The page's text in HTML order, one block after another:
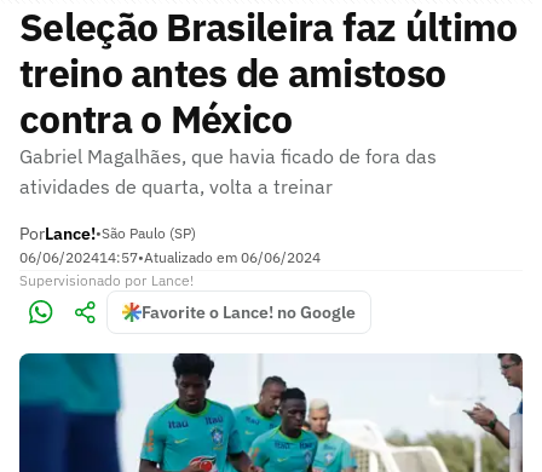
Seleção Brasileira faz último
treino antes de amistoso
contra o México
Gabriel Magalhães, que havia ficado de fora das
atividades de quarta, volta a treinar
PorLance!•São Paulo (SP)
06/06/202414:57•Atualizado em 06/06/2024
Supervisionado por Lance!
Favorite o Lance! no Google